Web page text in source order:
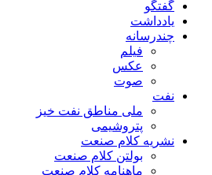
گفتگو
یادداشت
چندرسانه
فیلم
عکس
صوت
نفت
ملی مناطق نفت خیز
پتروشیمی
نشریه کلام صنعت
بولتن کلام صنعت
ماهنامه کلام صنعت